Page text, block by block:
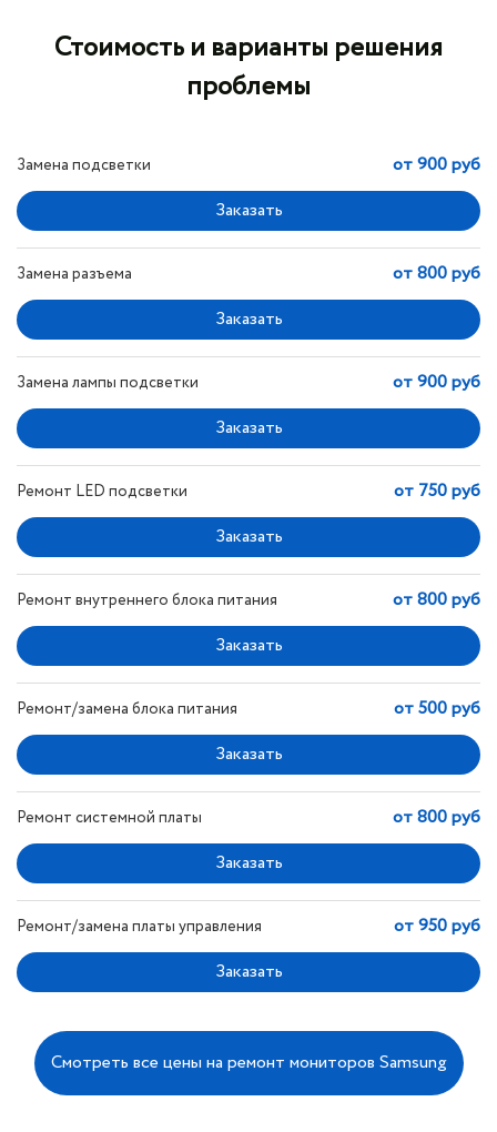
Стоимость и варианты решения
проблемы
Замена подсветки от 900 руб
Замена разъема от 800 руб
Замена лампы подсветки от 900 руб
Ремонт LED подсветки от 750 руб
Ремонт внутреннего блока питания от 800 руб
Ремонт/замена блока питания от 500 руб
Ремонт системной платы от 800 руб
Ремонт/замена платы управления от 950 руб
Смотреть все цены на ремонт мониторов Samsung